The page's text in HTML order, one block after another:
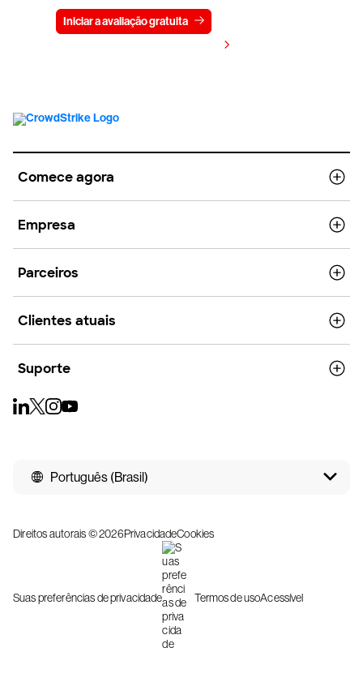
Iniciar a avaliação gratuita
Comece agora
Empresa
Parceiros
Clientes atuais
Suporte
Português (Brasil)
Direitos autorais © 2026PrivacidadeCookies
Suas preferências de privacidade Termos de usoAcessível